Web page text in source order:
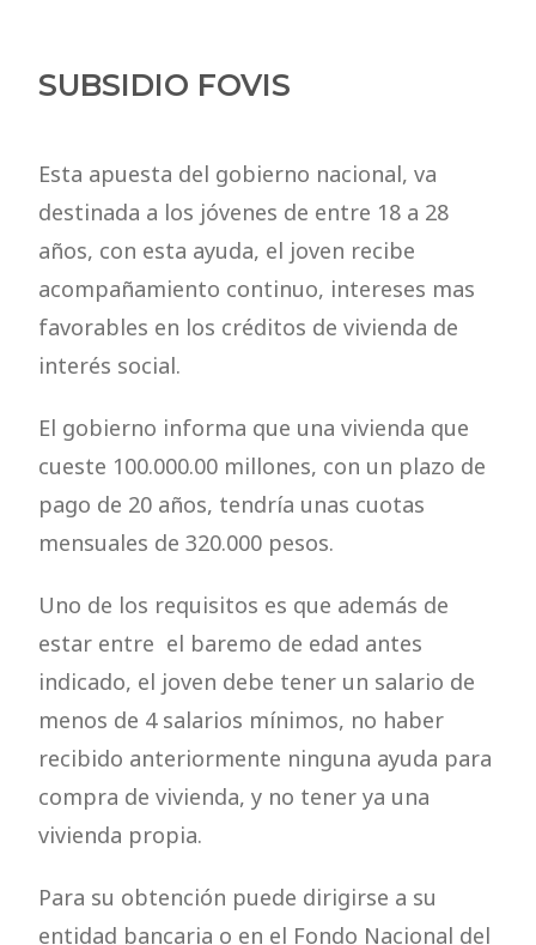
SUBSIDIO FOVIS
Esta apuesta del gobierno nacional, va
destinada a los jóvenes de entre 18 a 28
años, con esta ayuda, el joven recibe
acompañamiento continuo, intereses mas
favorables en los créditos de vivienda de
interés social.
El gobierno informa que una vivienda que
cueste 100.000.00 millones, con un plazo de
pago de 20 años, tendría unas cuotas
mensuales de 320.000 pesos.
Uno de los requisitos es que además de
estar entre el baremo de edad antes
indicado, el joven debe tener un salario de
menos de 4 salarios mínimos, no haber
recibido anteriormente ninguna ayuda para
compra de vivienda, y no tener ya una
vivienda propia.
Para su obtención puede dirigirse a su
entidad bancaria o en el Fondo Nacional del